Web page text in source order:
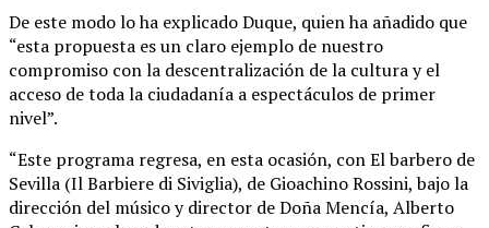
De este modo lo ha explicado Duque, quien ha añadido que
“esta propuesta es un claro ejemplo de nuestro
compromiso con la descentralización de la cultura y el
acceso de toda la ciudadanía a espectáculos de primer
nivel”.
“Este programa regresa, en esta ocasión, con El barbero de
Sevilla (Il Barbiere di Siviglia), de Gioachino Rossini, bajo la
dirección del músico y director de Doña Mencía, Alberto